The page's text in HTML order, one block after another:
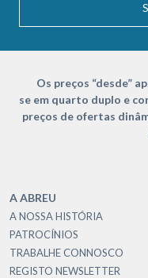
Os preços “desde”
se em quarto duplo e
preços de ofertas
A ABREU
A NOSSA HISTÓRIA
PATROCÍNIOS
TRABALHE CONNOSCO
REGISTO NEWSLETTER